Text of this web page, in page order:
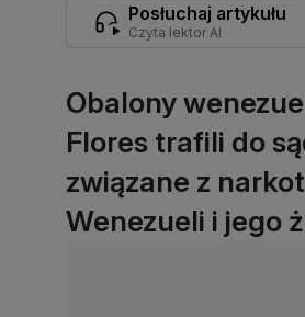
Posłuchaj artykułu
Czyta lektor AI
Obalony
Flores trafili do
związane z
Wenezueli i jego